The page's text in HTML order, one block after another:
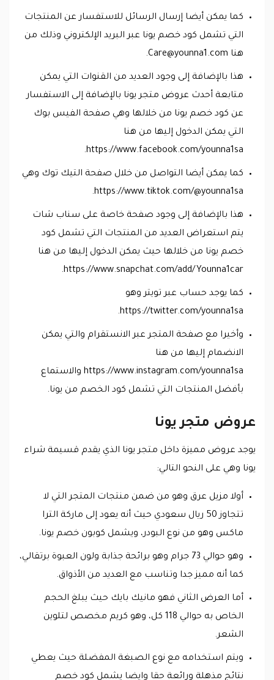
كما يمكن أيضا إرسال الرسائل للاستفسار عن المنتجات
التي تشمل كود خصم يونا عبر البريد الإلكتروني وذلك من
هنا Care@younna1.com
.
هذا بالإضافة إلى وجود العديد من القنوات التي يمكن
متابعة أحدث عروض متجر يونا بالإضافة إلى الاستفسار
عن كود خصم يونا من خلالها وهي صفحة الفيس بوك
التي يمكن الدخول إليها من هنا
https://www.facebook.com/younna1sa.
كما يمكن أيضا التواصل من خلال صفحة التيك توك وهي
https://www.tiktok.com/@younna1sa.
هذا بالإضافة إلى وجود صفحة خاصة على سناب شات
يتم استعراض العديد من المنتجات التي تشمل كود
خصم يونا من خلالها حيث يمكن الدخول إليها من هنا
https://www.snapchat.com/add/Younna1car.
كما يوجد حساب عبر تويتر وهو
https://twitter.com/younna1sa.
وأخيرا مع صفحة المتجر عبر الانستقرام والتي يمكن
الانضمام إليها من هنا
https://www.instagram.com/younna1sa والاستماع
بأفضل المنتجات التي تشمل كود الخصم من يونا.
عروض متجر يونا
يوجد عروض مميزة داخل متجر يونا الذي يقدم قسيمة شراء
يونا وهي على النحو التالي:
أولا مزيل عرق وهو من ضمن منتجات المتجر التي لا
تتجاوز 50 ريال سعودي حيث أنه يعود إلى ماركة الترا
ماكس وهو من نوع البودر، ويشمل كوبون خصم يونا.
وهو حوالي 73 جرام وهو برائحة جذابة ولون العبوة برتقالي،
كما أنه مميز جدا وتناسب مع العديد من الأذواق.
أما العرض الثاني فهو مانيك بايك حيث يبلغ الحجم
الخاص به حوالي 118 كل، وهو كريم مخصص لتلوين
الشعر.
ويتم استخدامه مع نوع الصبغة المفضلة حيث يعطي
نتائج مذهلة ورائعة حقا وايضا يشمل كود خصم